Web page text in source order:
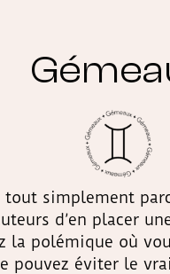
simplement
d’en placer
polémique où
pouvez éviter le